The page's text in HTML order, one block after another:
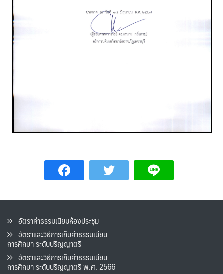
อัตราค่าธรรมเนียมห้องประชุม
อัตราและวิธีการเก็บค่าธรรมเนียน
การศึกษา ระดับปริญญาตรี
อัตราและวิธีการเก็บค่าธรรมเนียน
การศึกษา ระดับปริญญาตรี พ.ศ. 2566